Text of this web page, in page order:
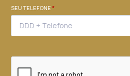
SEU TELEFONE*